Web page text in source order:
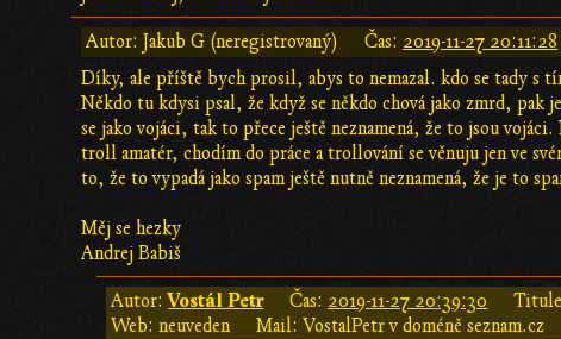
Autor: Jakub G (neregistrovaný) Čas: 2019-11-27 20:11:28
Díky, ale příště bych prosil, abys to nemazal. kdo se tady s
Někdo tu kdysi psal, že když se někdo chová jako zmrd,
se jako vojáci, tak to přece ještě neznamená, že to jsou
troll amatér, chodím do práce a trollování se věnuju jen ve
to, že to vypadá jako spam ještě nutně neznamená, že je to
Měj se hezky
Andrej Babiš
Autor:Vostál Petr Čas: 2019-11-27 20:39:30
Web: neuveden
Mail: VostalPetr v doméně seznam.cz